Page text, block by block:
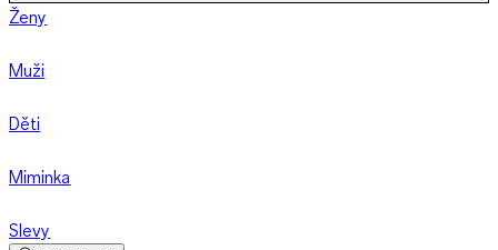
Ženy
Muži
Děti
Miminka
Slevy